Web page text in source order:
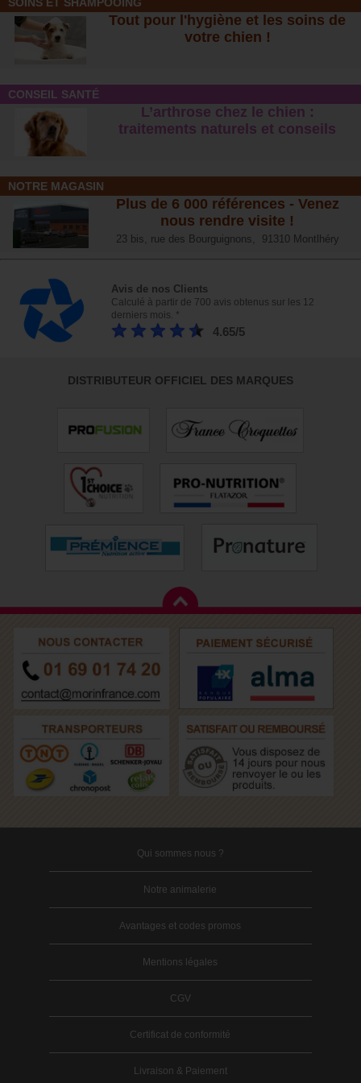
SOINS ET SHAMPOOING
Tout pour l'hygiène et les soins de
votre chien !
CONSEIL SANTÉ
L’arthrose chez le chien :
traitements naturels et conseil s
NOTRE MAGASIN
Plus de 6 000 références - Venez
nous rendre visite !
23 bis, rue des Bourguignons, 91310 Montlhéry
Avis de nos Clients
Calculé à partir de 700 avis obtenus sur les 12
derniers mois. *
4.65/5
DISTRIBUTEUR OFFICIEL DES MARQUES
Qui sommes nous ?
Notre animalerie
Avantages et codes promos
Mentions légales
CGV
Certificat de conformité
Livraison & Paiement